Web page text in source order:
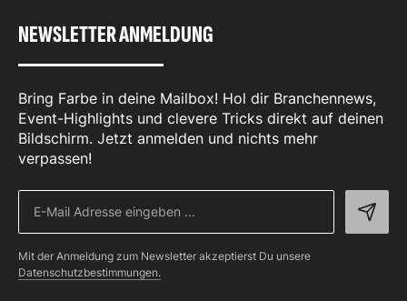
NEWSLETTER ANMELDUNG
Bring Farbe in deine Mailbox! Hol dir Branchennews,
Event-Highlights und clevere Tricks direkt auf deinen
Bildschirm. Jetzt anmelden und nichts mehr
verpassen!
Mit der Anmeldung zum Newsletter akzeptierst Du unsere
Datenschutzbestimmungen.